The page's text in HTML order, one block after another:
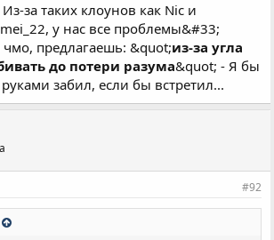
за таких клоунов как Nic и
у нас все проблемы&#33;
предлагаешь: &quot;из-за угла
до потери разума&quot; - Я бы
забил, если бы встретил...
#92